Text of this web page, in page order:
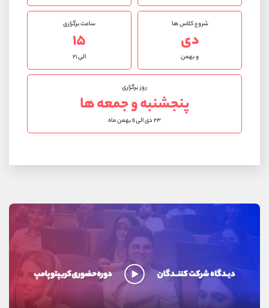
شروع کلاس ها
دی
و بهمن
ساعت برگزاری
۱۵
الی ۲۱
روز برگزاری
پنجشنبه و جمعه ها
۲۳ دی الی ۱۱ بهمن ماه